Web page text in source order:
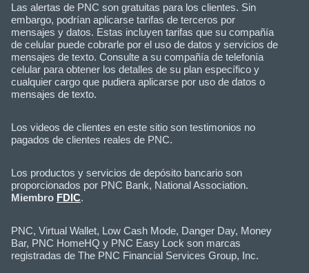
Las alertas de PNC son gratuitas para los clientes. Sin
embargo, podrían aplicarse tarifas de terceros por
mensajes y datos. Estas incluyen tarifas que su compañía
de celular puede cobrarle por el uso de datos y servicios de
mensajes de texto. Consulte a su compañía de telefonía
celular para obtener los detalles de su plan específico y
cualquier cargo que pudiera aplicarse por uso de datos o
mensajes de texto.
Los videos de clientes en este sitio son testimonios no
pagados de clientes reales de PNC.
Los productos y servicios de depósito bancario son
proporcionados por PNC Bank, National Association.
Miembro FDIC.
PNC, Virtual Wallet, Low Cash Mode, Danger Day, Money
Bar, PNC HomeHQ y PNC Easy Lock son marcas
registradas de The PNC Financial Services Group, Inc.